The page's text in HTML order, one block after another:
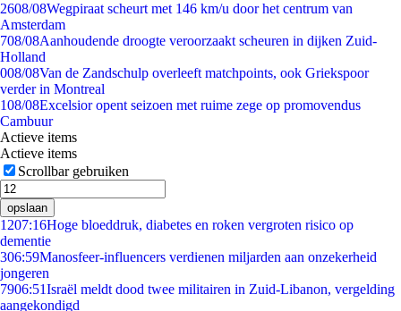
2608/08Wegpiraat scheurt met 146 km/u door het centrum van
Amsterdam
708/08Aanhoudende droogte veroorzaakt scheuren in dijken Zuid-
Holland
008/08Van de Zandschulp overleeft matchpoints, ook Griekspoor
verder in Montreal
108/08Excelsior opent seizoen met ruime zege op promovendus
Cambuur
Actieve items
Actieve items
Scrollbar gebruiken
opslaan
1207:16Hoge bloeddruk, diabetes en roken vergroten risico op
dementie
306:59Manosfeer-influencers verdienen miljarden aan onzekerheid
jongeren
7906:51Israël meldt dood twee militairen in Zuid-Libanon, vergelding
aangekondigd